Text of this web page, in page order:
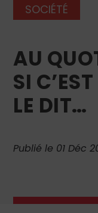
SOCIÉTÉ
AU
SI
LE DIT…
Publié le 01 Déc